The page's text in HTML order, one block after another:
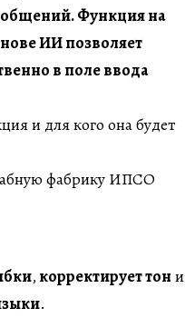
Функция на
ИИ позволяет
в поле ввода
и для кого она будет
фабрику ИПСО
,корректирует тон и
.